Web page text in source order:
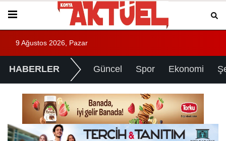
9 Ağustos 2026, Pazar
HABERLER Güncel Spor Ekonomi